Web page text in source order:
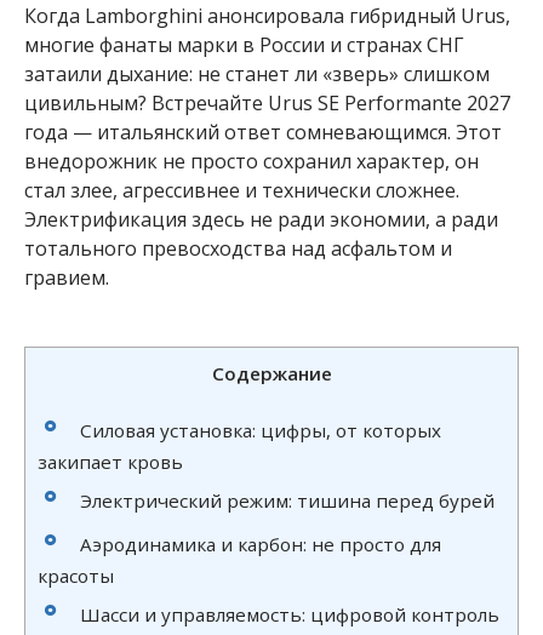
Когда Lamborghini анонсировала гибридный Urus,
многие фанаты марки в России и странах СНГ
затаили дыхание: не станет ли «зверь» слишком
цивильным? Встречайте Urus SE Performante 2027
года — итальянский ответ сомневающимся. Этот
внедорожник не просто сохранил характер, он
стал злее, агрессивнее и технически сложнее.
Электрификация здесь не ради экономии, а ради
тотального превосходства над асфальтом и
гравием.
Содержание
Силовая установка: цифры, от которых
закипает кровь
Электрический режим: тишина перед бурей
Аэродинамика и карбон: не просто для
красоты
Шасси и управляемость: цифровой контроль